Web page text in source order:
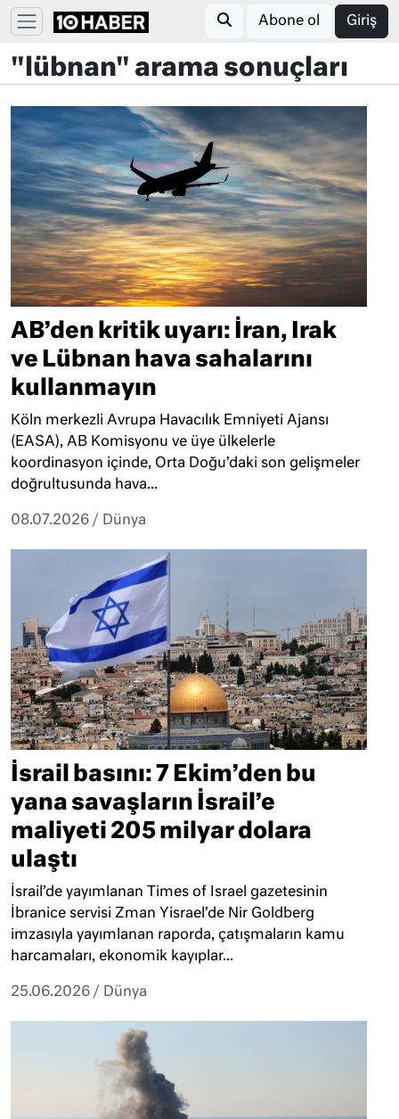
Abone ol Giriş
"lübnan" arama sonuçları
AB’den kritik uyarı: İran, Irak
ve Lübnan hava sahalarını
kullanmayın
Köln merkezli Avrupa Havacılık Emniyeti Ajansı
(EASA), AB Komisyonu ve üye ülkelerle
koordinasyon içinde, Orta Doğu’daki son gelişmeler
doğrultusunda hava...
08.07.2026 / Dünya
İsrail basını: 7 Ekim’den bu
yana savaşların İsrail’e
maliyeti 205 milyar dolara
ulaştı
İsrail’de yayımlanan Times of Israel gazetesinin
İbranice servisi Zman Yisrael’de Nir Goldberg
imzasıyla yayımlanan raporda, çatışmaların kamu
harcamaları, ekonomik kayıplar...
25.06.2026 / Dünya